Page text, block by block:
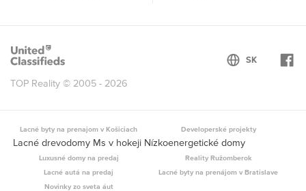
TOP Reality © 2005 - 2026
Lacné byty na prenajom v Košiciach Developerské projekty
Lacné drevodomy Ms v hokeji Nízkoenergetické domy
Luxusné domy na predaj
Reality Ružomberok
Lacné autá na predaj
Lacné byty na prenájom v Bratislave
Novinky zo sveta áut